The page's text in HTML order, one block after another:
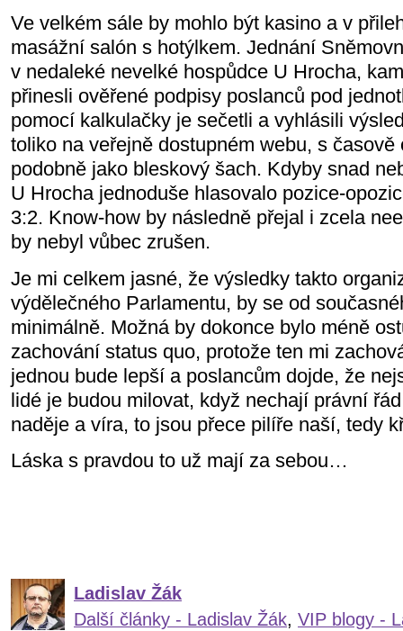
Ve velkém sále by mohlo být kasino a v
masážní salón s hotýlkem. Jednání
v nedaleké nevelké hospůdce U Hrocha,
přinesli ověřené podpisy poslanců pod
pomocí kalkulačky je sečetli a vyhlásili
toliko na veřejně dostupném webu, s
podobně jako bleskový šach. Kdyby snad
U Hrocha jednoduše hlasovalo pozice-
3:2. Know-how by následně přejal i zcela
by nebyl vůbec zrušen.
Je mi celkem jasné, že výsledky takto
výdělečného Parlamentu, by se od
minimálně. Možná by dokonce bylo méně
zachování status quo, protože ten mi
jednou bude lepší a poslancům dojde, že
lidé je budou milovat, když nechají právní
naděje a víra, to jsou přece pilíře naší, tedy
Láska s pravdou to už mají za sebou…
Ladislav Žák
Další články - Ladislav Žák, VIP blogy -